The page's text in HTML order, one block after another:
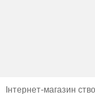
Інтернет-магазин